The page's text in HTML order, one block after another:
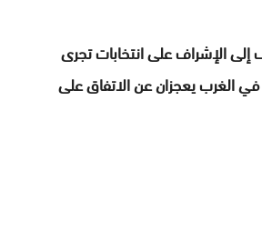
الإشراف على انتخابات تجرى
الغرب يعجزان عن الاتفاق على